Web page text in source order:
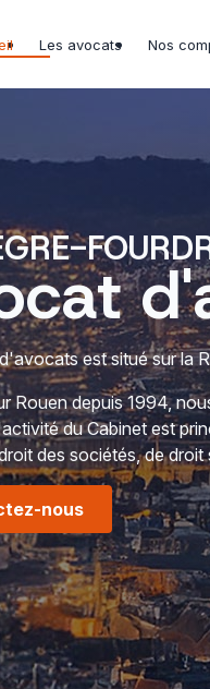
Les avocats Nos
est situé sur la
Rouen depuis 1994,
du Cabinet est
des sociétés, de
nous